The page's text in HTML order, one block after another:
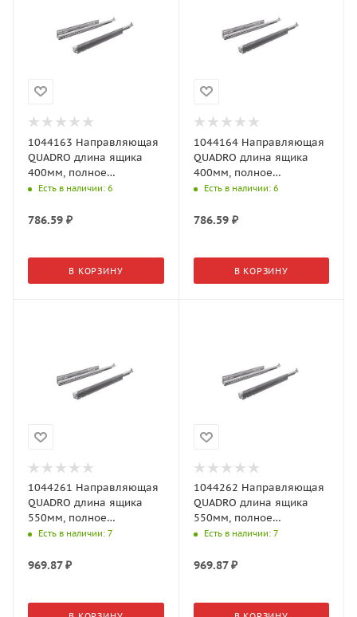
1044163 Направляющая
QUADRO длина ящика
400мм, полное
выдвижение,
(Хеттих)
Есть в наличии: 6
786.59 ₽
В КОРЗИНУ
1044164 Направляющая
QUADRO длина ящика
400мм, полное
выдвижение,
(Хеттих)
Есть в наличии: 6
786.59₽
В КОРЗИНУ
1044261 Направляющая
QUADRO длина ящика
550мм, полное
выдвижение, ЛЕВАЯ
Есть в наличии: 7
969.87₽
1044262 Направляющая
QUADRO длина ящика
550мм, полное
выдвижение, ПРАВАЯ
Есть в наличии: 7
969.87₽